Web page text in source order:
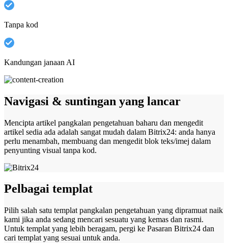
Tanpa kod
Kandungan janaan AI
Navigasi & suntingan yang lancar
Mencipta artikel pangkalan pengetahuan baharu dan mengedit
artikel sedia ada adalah sangat mudah dalam Bitrix24: anda hanya
perlu menambah, membuang dan mengedit blok teks/imej dalam
penyunting visual tanpa kod.
Pelbagai templat
Pilih salah satu templat pangkalan pengetahuan yang dipramuat naik
kami jika anda sedang mencari sesuatu yang kemas dan rasmi.
Untuk templat yang lebih beragam, pergi ke Pasaran Bitrix24 dan
cari templat yang sesuai untuk anda.